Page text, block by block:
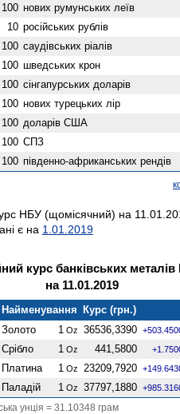
100 нових румунських леїв
10 російських рублів
100 саудівських ріалів
100 шведських крон
100 сінгапурських доларів
100 нових турецьких лір
100 доларів США
100 СПЗ
100 південно-африканських рендів
НБУ (щомісячний) на
є на 1.01.2019
курс банківських
на 11.01.2019
Найменування Курс (грн.)
Золото 1 Oz 36536,3390
Срібло 1 Oz 441,5800
Платина 1 Oz 23209,7920
Паладій 1 Oz 37797,1880
унція = 31.10348 грам